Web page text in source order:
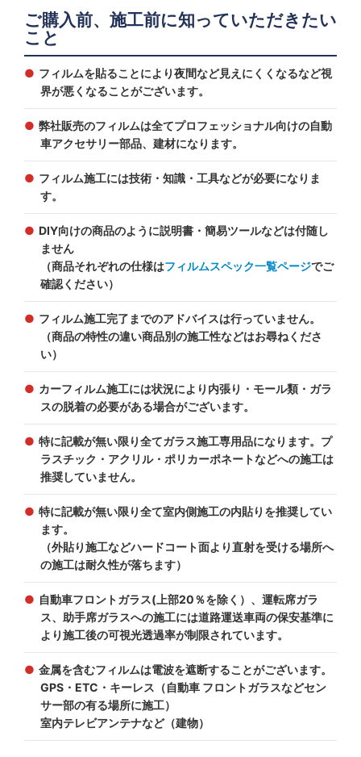
ご購入前、施工前に知っていただきたい
こと
フィルムを貼ることにより夜間など見えにくくなるなど視
界が悪くなることがございます。
弊社販売のフィルムは全てプロフェッショナル向けの自動
車アクセサリー部品、建材になります。
フィルム施工には技術・知識・工具などが必要になりま
す。
DIY向けの商品のように説明書・簡易ツールなどは付随し
ません
（商品それぞれの仕様はフィルムスペック一覧ページでご
確認ください）
フィルム施工完了までのアドバイスは行っていません。
（商品の特性の違い商品別の施工性などはお尋ねくださ
い）
カーフィルム施工には状況により内張り・モール類・ガラ
スの脱着の必要がある場合がございます。
特に記載が無い限り全てガラス施工専用品になります。プ
ラスチック・アクリル・ポリカーポネートなどへの施工は
推奨していません。
特に記載が無い限り全て室内側施工の内貼りを推奨してい
ます。
（外貼り施工などハードコート面より直射を受ける場所へ
の施工は耐久性が落ちます）
自動車フロントガラス(上部20％を除く）、運転席ガラ
ス、助手席ガラスへの施工には道路運送車両の保安基準に
より施工後の可視光透過率が制限されています。
金属を含むフィルムは電波を遮断することがございます。
GPS・ETC・キーレス（自動車 フロントガラスなどセン
サー部の有る場所に施工）
室内テレビアンテナなど（建物）